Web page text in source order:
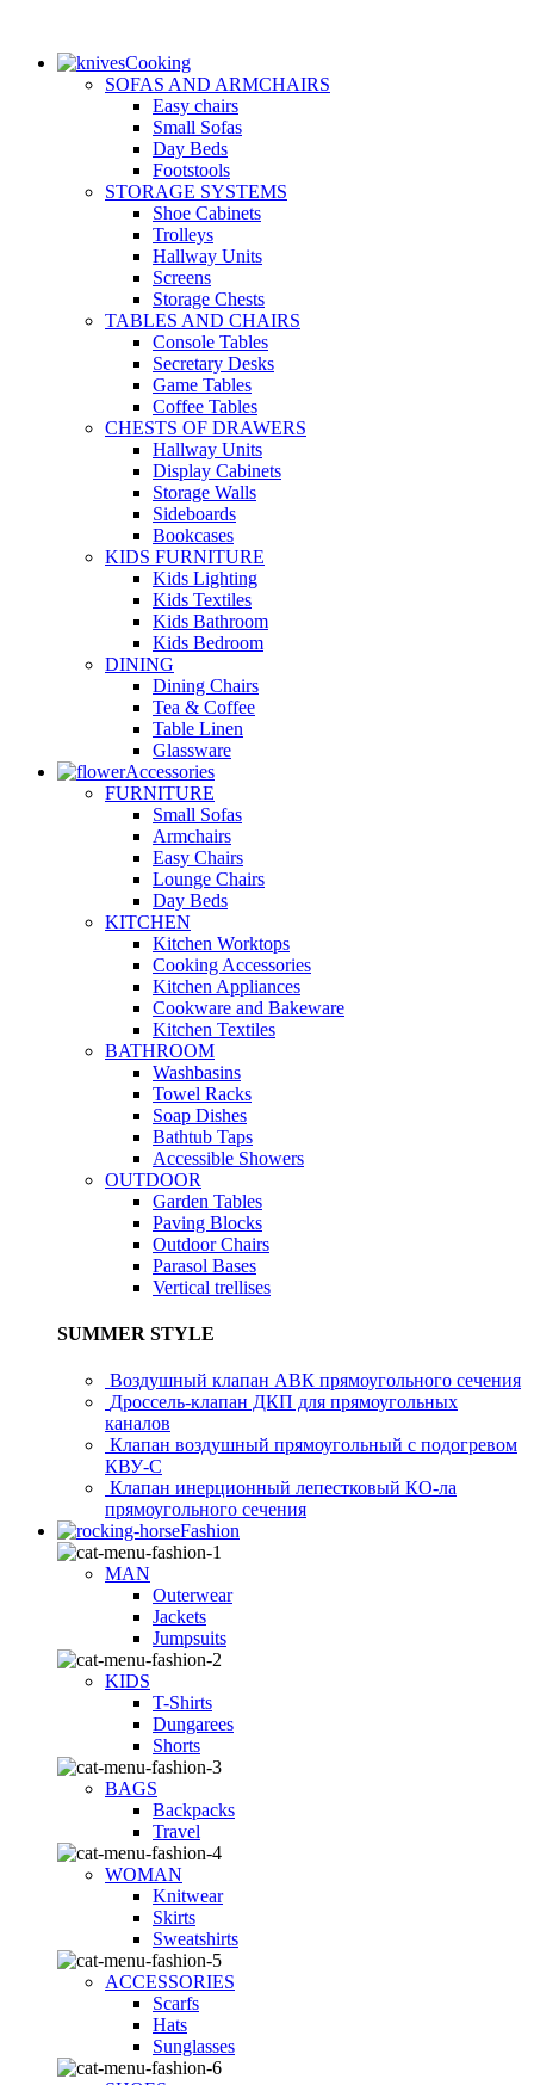
Cooking
SOFAS AND ARMCHAIRS
Easy chairs
Small Sofas
Day Beds
Footstools
STORAGE SYSTEMS
Shoe Cabinets
Trolleys
Hallway Units
Screens
Storage Chests
TABLES AND CHAIRS
Console Tables
Secretary Desks
Game Tables
Coffee Tables
CHESTS OF DRAWERS
Hallway Units
Display Cabinets
Storage Walls
Sideboards
Bookcases
KIDS FURNITURE
Kids Lighting
Kids Textiles
Kids Bathroom
Kids Bedroom
DINING
Dining Chairs
Tea & Coffee
Table Linen
Glassware
Accessories
FURNITURE
Small Sofas
Armchairs
Easy Chairs
Lounge Chairs
Day Beds
KITCHEN
Kitchen Worktops
Cooking Accessories
Kitchen Appliances
Cookware and Bakeware
Kitchen Textiles
BATHROOM
Washbasins
Towel Racks
Soap Dishes
Bathtub Taps
Accessible Showers
OUTDOOR
Garden Tables
Paving Blocks
Outdoor Chairs
Parasol Bases
Vertical trellises
SUMMER STYLE
Воздушный клапан АВК прямоугольного сечения
Дроссель-клапан ДКП для прямоугольных
каналов
Клапан воздушный прямоугольный с подогревом
КВУ-С
Клапан инерционный лепестковый КО-ла
прямоугольного сечения
Fashion
MAN
Outerwear
Jackets
Jumpsuits
KIDS
T-Shirts
Dungarees
Shorts
BAGS
Backpacks
Travel
WOMAN
Knitwear
Skirts
Sweatshirts
ACCESSORIES
Scarfs
Hats
Sunglasses